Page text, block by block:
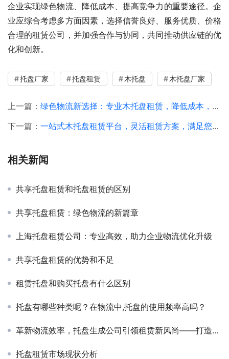
企业实现绿色物流、降低成本、提高竞争力的重要途径。企
业应综合考虑多方面因素，选择信誉良好、服务优质、价格
合理的租赁公司，并加强合作与协同，共同推动供应链的优
化和创新。
托盘厂家 托盘租赁 木托盘 木托盘厂家
上一篇： 绿色物流新选择：专业木托盘租赁，降低成本，助力企业可持续发展！
下一篇： 一站式木托盘租赁平台，灵活租赁方案，满足您所有仓储运输需求！
相关新闻
共享托盘租赁和托盘租赁的区别
共享托盘租赁：绿色物流的新篇章
上海托盘租赁公司：专业高效，助力企业物流优化升级
共享托盘租赁的优势和不足
租赁托盘和购买托盘有什么区别
托盘有哪些种类呢？在物流中,托盘的使用频率高吗？
革新物流效率，托盘生成公司引领租赁新风尚——打造绿色、高效的供应链解决方案
托盘租赁市场现状分析